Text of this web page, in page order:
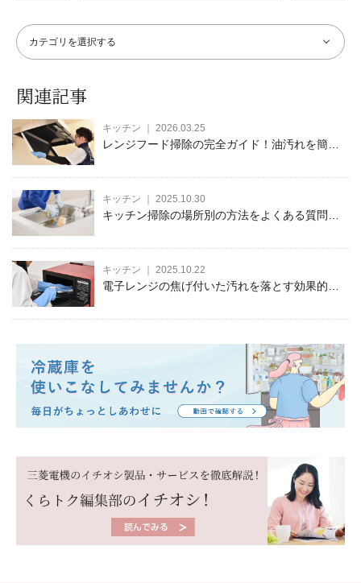
関連記事
キッチン ｜ 2026.03.25
レンジフード掃除の完全ガイド！油汚れを簡単
キッチン ｜ 2025.10.30
キッチン掃除の場所別の方法をよくある質問と
キッチン ｜ 2025.10.22
電子レンジの焦げ付いた汚れを落とす効果的な